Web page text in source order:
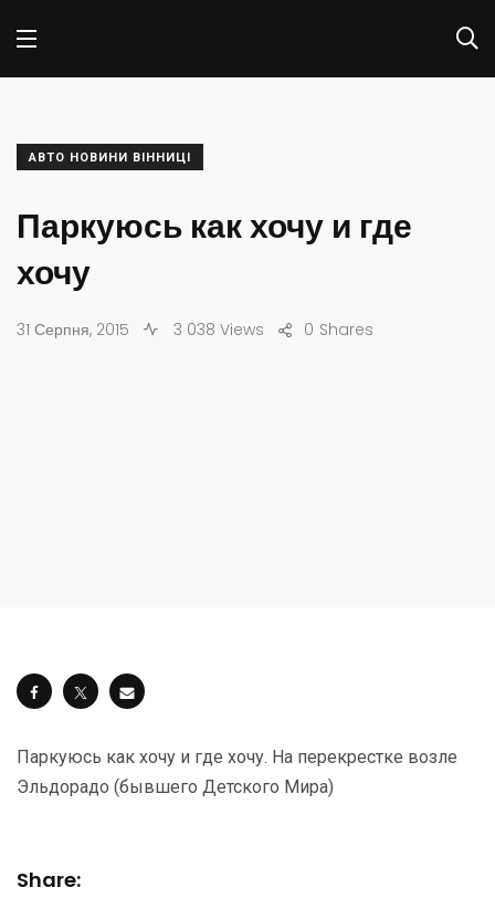
АВТО НОВИНИ ВІННИЦІ
Паркуюсь как хочу и где
хочу
31 Серпня, 2015 3 038 Views Shares
0
Паркуюсь как хочу и где хочу. На перекрестке возле
Эльдорадо (бывшего Детского Мира)
Share: